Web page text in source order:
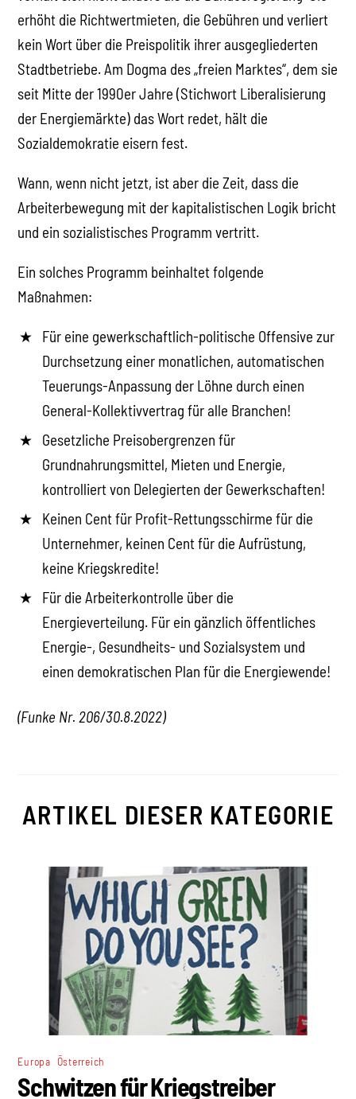
erhöht die Richtwertmieten, die Gebühren und verliert
kein Wort über die Preispolitik ihrer ausgegliederten
Stadtbetriebe. Am Dogma des „freien Marktes“, dem sie
seit Mitte der 1990er Jahre (Stichwort Liberalisierung
der Energiemärkte) das Wort redet, hält die
Sozialdemokratie eisern fest.
Wann, wenn nicht jetzt, ist aber die Zeit, dass die
Arbeiterbewegung mit der kapitalistischen Logik bricht
und ein sozialistisches Programm vertritt.
Ein solches Programm beinhaltet folgende
Maßnahmen:
Für eine gewerkschaftlich-politische Offensive zur
Durchsetzung einer monatlichen, automatischen
Teuerungs-Anpassung der Löhne durch einen
General-Kollektivvertrag für alle Branchen!
Gesetzliche Preisobergrenzen für
Grundnahrungsmittel, Mieten und Energie,
kontrolliert von Delegierten der Gewerkschaften!
Keinen Cent für Profit-Rettungsschirme für die
Unternehmer, keinen Cent für die Aufrüstung,
keine Kriegskredite!
Für die Arbeiterkontrolle über die
Energieverteilung. Für ein gänzlich öffentliches
Energie-, Gesundheits- und Sozialsystem und
einen demokratischen Plan für die Energiewende!
(Funke Nr. 206/30.8.2022)
ARTIKEL DIESER KATEGORIE
Europa Österreich
Schwitzen für Kriegstreiber